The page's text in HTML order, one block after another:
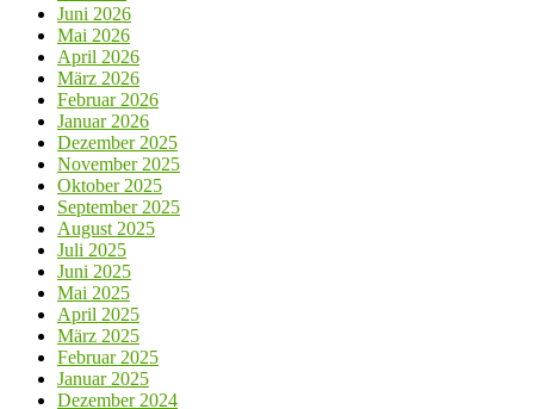
Juni 2026
Mai 2026
April 2026
März 2026
Februar 2026
Januar 2026
Dezember 2025
November 2025
Oktober 2025
September 2025
August 2025
Juli 2025
Juni 2025
Mai 2025
April 2025
März 2025
Februar 2025
Januar 2025
Dezember 2024